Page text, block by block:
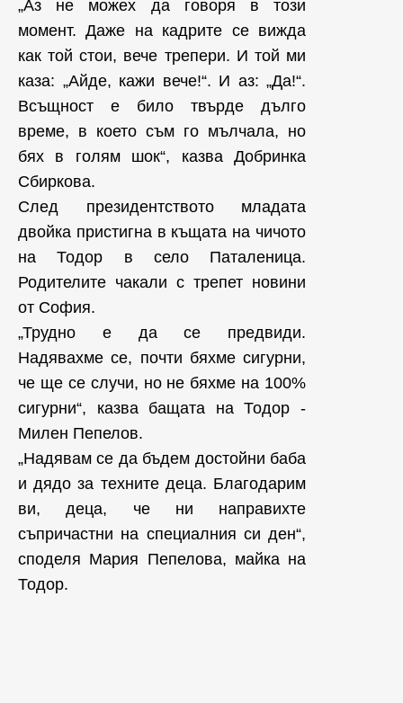
„Аз не можех да говоря в този
момент. Даже на кадрите се вижда
как той стои, вече трепери. И той ми
каза: „Айде, кажи вече!“. И аз: „Да!“.
Всъщност е било твърде дълго
време, в което съм го мълчала, но
бях в голям шок“, казва Добринка
Сбиркова.
След президентството младата
двойка пристигна в къщата на чичото
на Тодор в село Паталеница.
Родителите чакали с трепет новини
от София.
„Трудно е да се предвиди.
Надявахме се, почти бяхме сигурни,
че ще се случи, но не бяхме на 100%
сигурни“, казва бащата на Тодор -
Милен Пепелов.
„Надявам се да бъдем достойни баба
и дядо за техните деца. Благодарим
ви, деца, че ни направихте
съпричастни на специалния си ден“,
споделя Мария Пепелова, майка на
Тодор.